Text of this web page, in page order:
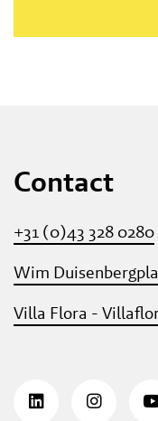
Contact
+31 (0)43 328 0280
Wim
Villa Flora -